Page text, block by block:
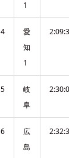
1
4
愛
知
1
5
岐
阜
6
広
島